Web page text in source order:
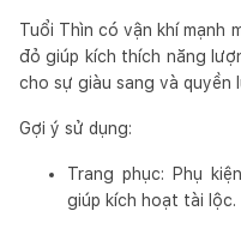
Tuổi Thìn có vận khí mạnh
đỏ giúp kích thích năng
cho sự giàu sang và quyền
Gợi ý sử dụng:
Trang phục: Phụ
giúp kích hoạt tài lộc.